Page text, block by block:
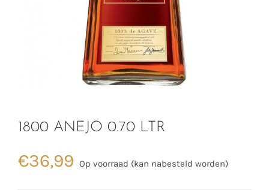
1800 ANEJO 0.70 LTR
€36,99 Op voorraad (kan nabesteld worden)